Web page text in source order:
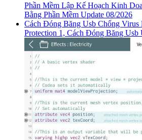
Phần Mềm Lập Kế Hoạch Kinh
Bằng Phần Mềm Update 08/2026
Cách Đóng Băng Usb Chống
Protection 1, Cách Đóng Băng Usb